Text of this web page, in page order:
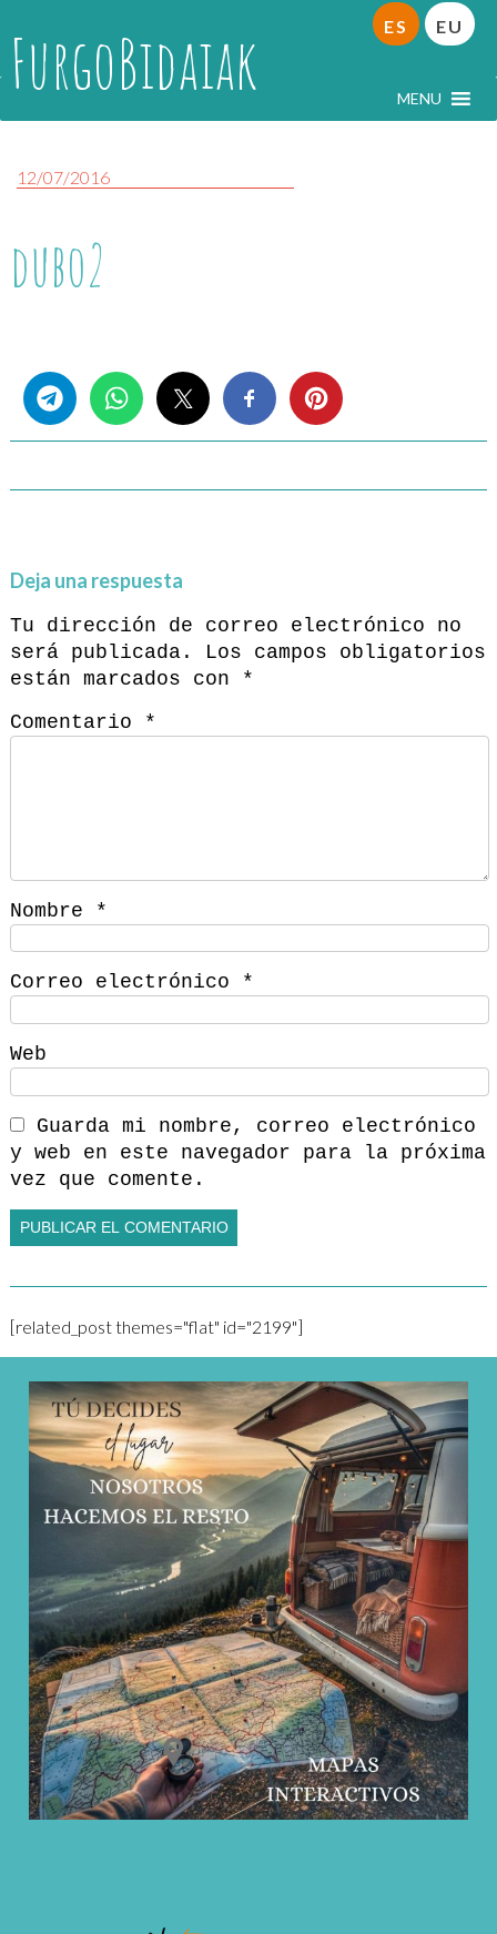
FurgoBidaiak MENU
ES EU
12/07/2016
dubo2
Deja una respuesta
Tu dirección de correo electrónico no
será publicada.
Los campos obligatorios
están marcados con
*
Comentario
*
Nombre *
Correo electrónico *
Web
Guarda mi nombre, correo electrónico
y web en este navegador para la próxima
vez que comente.
[related_post themes="flat" id="2199"]